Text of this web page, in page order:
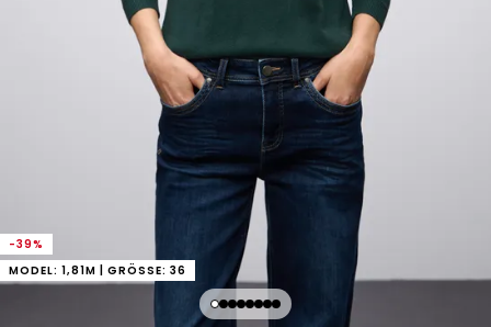
-39%
MODEL: 1,81M | GRÖSSE: 36